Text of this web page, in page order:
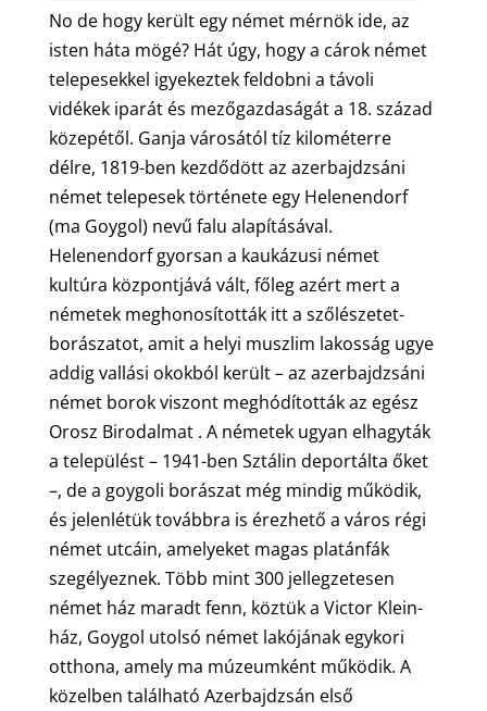
No de hogy került egy német mérnök ide, az
isten háta mögé? Hát úgy, hogy a cárok német
telepesekkel igyekeztek feldobni a távoli
vidékek iparát és mezőgazdaságát a 18. század
közepétől. Ganja városától tíz kilométerre
délre, 1819-ben kezdődött az azerbajdzsáni
német telepesek története egy Helenendorf
(ma Goygol) nevű falu alapításával.
Helenendorf gyorsan a kaukázusi német
kultúra központjává vált, főleg azért mert a
németek meghonosították itt a szőlészetet-
borászatot, amit a helyi muszlim lakosság ugye
addig vallási okokból került – az azerbajdzsáni
német borok viszont meghódították az egész
Orosz Birodalmat . A németek ugyan elhagyták
a települést – 1941-ben Sztálin deportálta őket
–, de a goygoli borászat még mindig működik,
és jelenlétük továbbra is érezhető a város régi
német utcáin, amelyeket magas platánfák
szegélyeznek. Több mint 300 jellegzetesen
német ház maradt fenn, köztük a Victor Klein-
ház, Goygol utolsó német lakójának egykori
otthona, amely ma múzeumként működik. A
közelben található Azerbajdzsán első